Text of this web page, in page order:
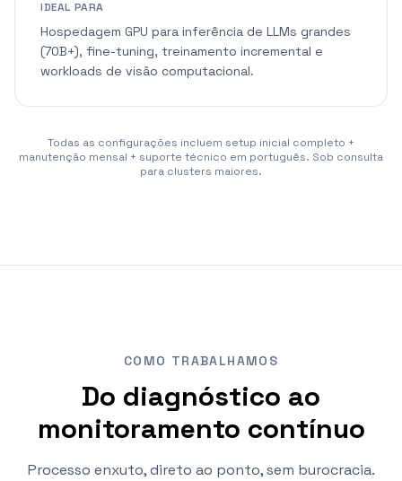
IDEAL PARA
Hospedagem GPU para inferência de LLMs grandes
(70B+), fine-tuning, treinamento incremental e
workloads de visão computacional.
Todas as configurações incluem setup inicial completo +
manutenção mensal + suporte técnico em português. Sob consulta
para clusters maiores.
COMO TRABALHAMOS
Do diagnóstico ao
monitoramento contínuo
Processo enxuto, direto ao ponto, sem burocracia.